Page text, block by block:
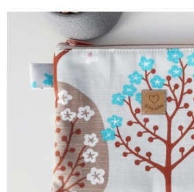
KERESÉS